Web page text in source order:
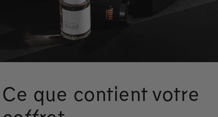
Ce que contient votre